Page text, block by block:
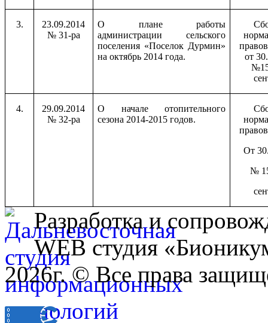
3.
23.09.2014
№ 31-ра
О плане работы
администрации сельского
поселения «Поселок Дурмин»
на октябрь 2014 года.
от
4.
29.09.2014
№ 32-ра
О начале отопительного
сезона 2014-2015 годов.
От
№
Разработка и
WEB студия
2026г. © Все права